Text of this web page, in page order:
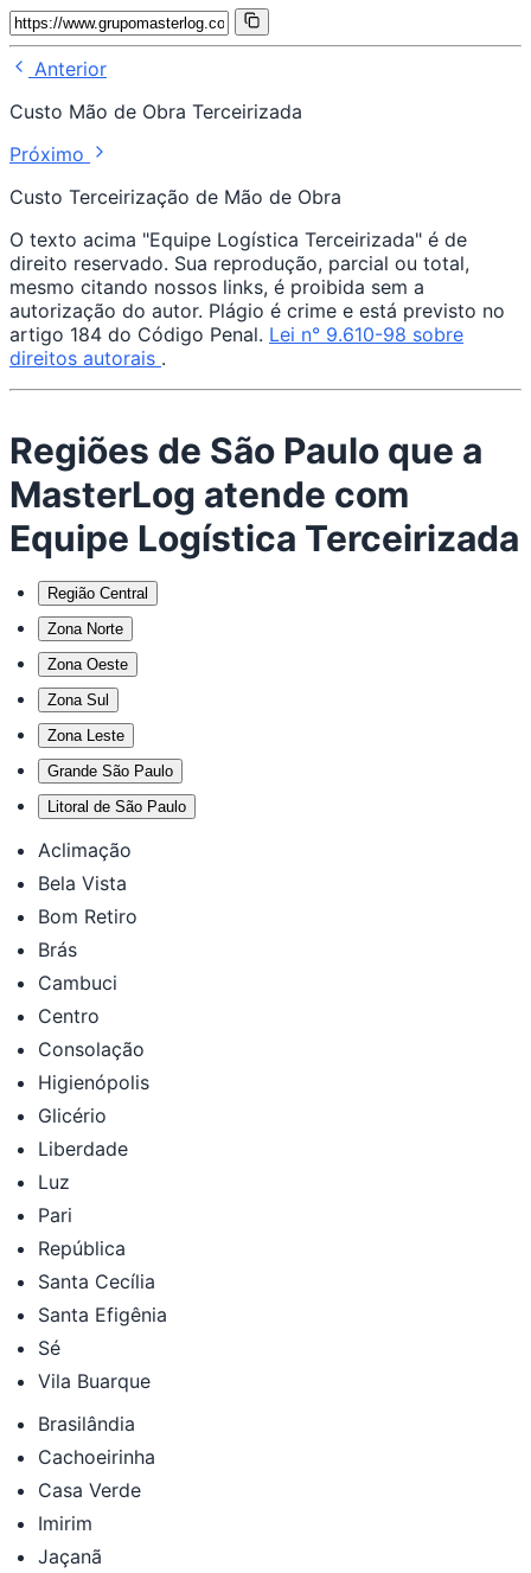
Anterior
Custo Mão de Obra Terceirizada
Próximo
Custo Terceirização de Mão de Obra
O texto acima "Equipe Logística Terceirizada" é de
direito reservado. Sua reprodução, parcial ou total,
mesmo citando nossos links, é proibida sem a
autorização do autor. Plágio é crime e está previsto no
artigo 184 do Código Penal. Lei n° 9.610-98 sobre
direitos autorais .
Regiões de São Paulo que a
MasterLog atende com
Equipe Logística Terceirizada
Região Central
Zona Norte
Zona Oeste
Zona Sul
Zona Leste
Grande São Paulo
Litoral de São Paulo
Aclimação
Bela Vista
Bom Retiro
Brás
Cambuci
Centro
Consolação
Higienópolis
Glicério
Liberdade
Luz
Pari
República
Santa Cecília
Santa Efigênia
Sé
Vila Buarque
Brasilândia
Cachoeirinha
Casa Verde
Imirim
Jaçanã